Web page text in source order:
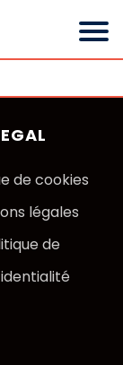
de cookies
légales
de
té